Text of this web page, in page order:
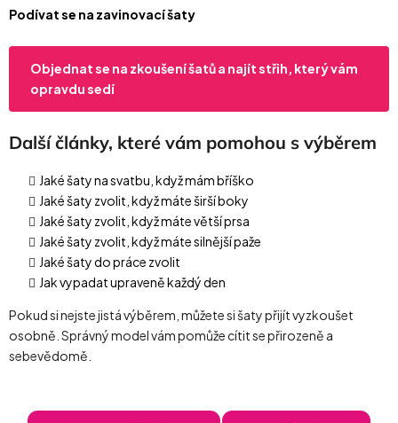
Podívat se na zavinovací šaty
Objednat se na zkoušení šatů a najít střih, který vám
opravdu sedí
Další články, které vám pomohou s výběrem
Jaké šaty na svatbu, když mám bříško
Jaké šaty zvolit, když máte širší boky
Jaké šaty zvolit, když máte větší prsa
Jaké šaty zvolit, když máte silnější paže
Jaké šaty do práce zvolit
Jak vypadat upraveně každý den
Pokud si nejste jistá výběrem, můžete si šaty přijít vyzkoušet
osobně. Správný model vám pomůže cítit se přirozeně a
sebevědomě.